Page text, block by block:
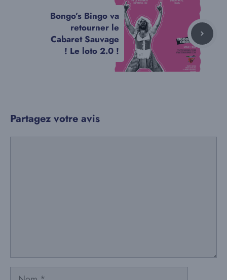
Bongo’s Bingo va
retourner le
Cabaret Sauvage
! Le loto 2.0 !
Partagez votre avis
Nom